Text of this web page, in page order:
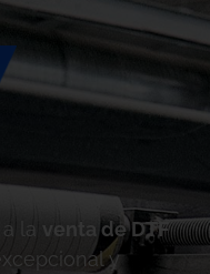
la
venta de DTF
y